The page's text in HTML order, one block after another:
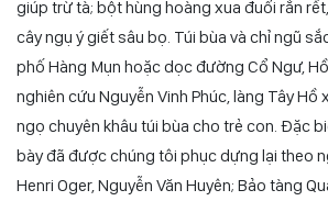
giúp trừ tà; bột hùng hoàng xua đuổi rắn
cây ngụ ý giết sâu bọ. Túi bùa và chỉ ngũ
phố Hàng Mụn hoặc dọc đường Cổ Ngư,
nghiên cứu Nguyễn Vinh Phúc, làng Tây
ngọ chuyên khâu túi bùa cho trẻ con. Đặc
bày đã được chúng tôi phục dựng lại theo
Henri Oger, Nguyễn Văn Huyên; Bảo tàng